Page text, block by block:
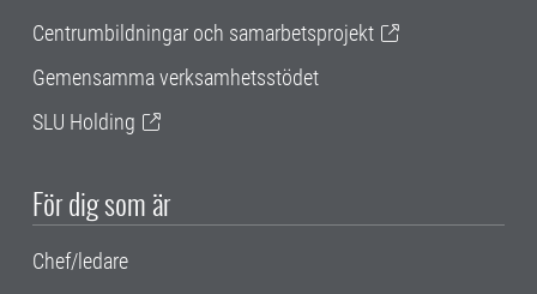
Centrumbildningar och samarbetsprojekt
Gemensamma verksamhetsstödet
SLU Holding
För dig som är
Chef/ledare